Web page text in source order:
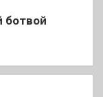
ботвой